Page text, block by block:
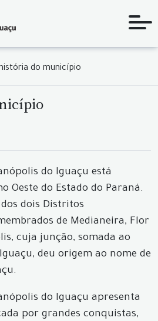
do município
do Iguaçu está
Oeste do Estado do Paraná.
dois Distritos
de Medianeira, Flor
cuja junção, somada ao
deu origem ao nome de
do Iguaçu apresenta
por grandes conquistas,